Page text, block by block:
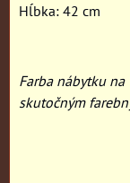
Hĺbka: 42 cm
Farba nábytku
skutočným